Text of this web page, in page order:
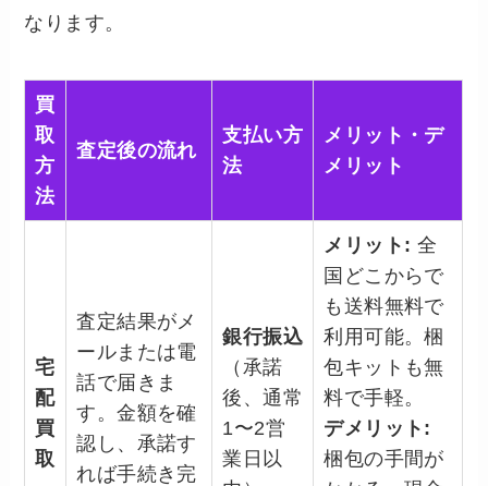
なります。
買
取
方
法
査定後の流れ
支払い方
法
メリット・デ
メリット
宅
配
買
取
査定結果がメ
ールまたは電
話で届きま
す。金額を確
認し、承諾す
れば手続き完
銀行振込
（承諾
後、通常
1〜2営
業日以
メリット: 全
国どこからで
も送料無料で
利用可能。梱
包キットも無
料で手軽。
デメリット:
梱包の手間が